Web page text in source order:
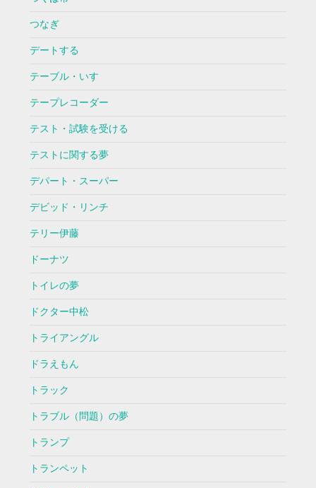
つなぎ
デートする
テーブル・いす
テープレコーダー
テスト・試験を受ける
テストに関する夢
デパート・スーパー
デビッド・リンチ
テリー伊藤
ドーナツ
トイレの夢
ドクター中松
トライアングル
ドラえもん
トラック
トラブル（問題）の夢
トランプ
トランペット